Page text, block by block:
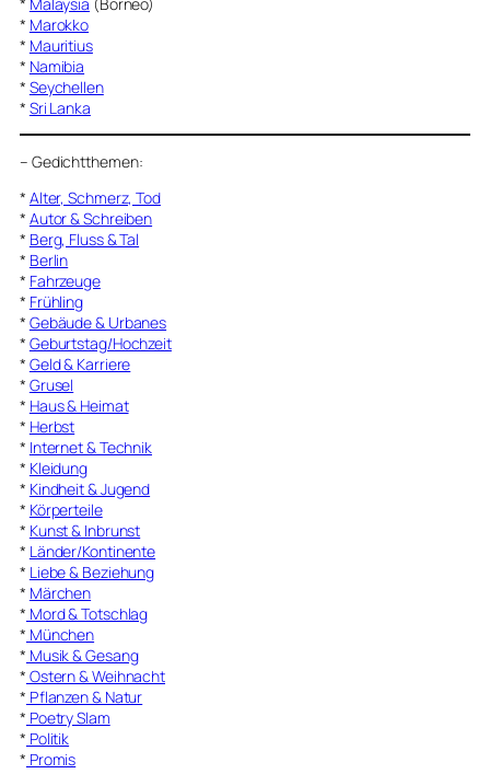
* Marokko
* Mauritius
* Namibia
* Seychellen
* Sri Lanka
– Gedichtthemen:
* Alter, Schmerz, Tod
* Autor & Schreiben
* Berg, Fluss & Tal
* Berlin
* Fahrzeuge
* Frühling
* Gebäude & Urbanes
* Geburtstag/Hochzeit
* Geld & Karriere
* Grusel
* Haus & Heimat
* Herbst
* Internet & Technik
* Kleidung
* Kindheit & Jugend
* Körperteile
* Kunst & Inbrunst
* Länder/Kontinente
* Liebe & Beziehung
* Märchen
* Mord & Totschlag
* München
* Musik & Gesang
* Ostern & Weihnacht
* Pflanzen & Natur
* Poetry Slam
* Politik
* Promis